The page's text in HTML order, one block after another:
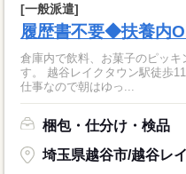
[一般派遣]
履歴書不要◆扶養内
倉庫内で飲料、お菓子のピッ
す。 越谷レイクタウン駅徒歩
仕事なので朝はゆっ...
梱包・仕分け・検品
埼玉県越谷市/越谷レ